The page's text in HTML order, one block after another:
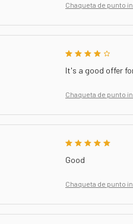
Chaqueta de punto
It's a good offer
Chaqueta de punto
Good
Chaqueta de punto